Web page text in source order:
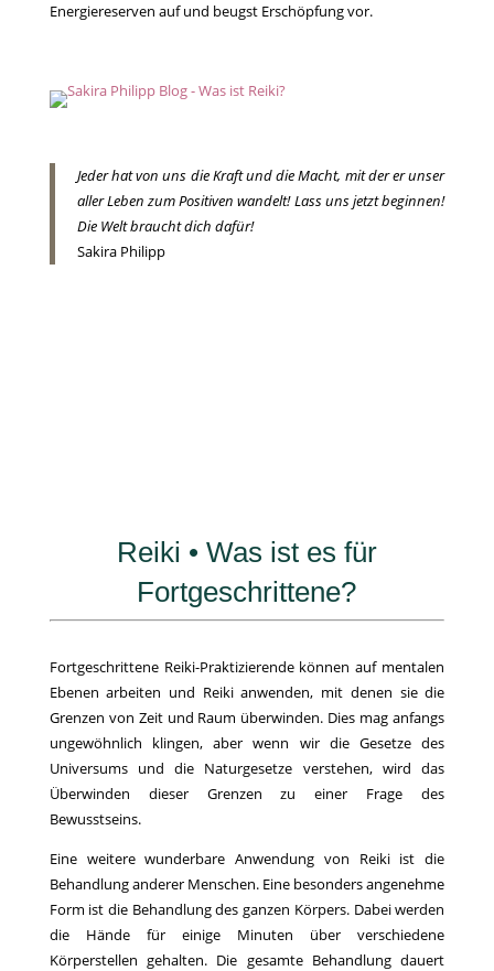
Energiereserven auf und beugst Erschöpfung vor.
Jeder hat von uns die Kraft und die Macht, mit der er unser
aller Leben zum Positiven wandelt!Lass uns jetzt beginnen!
Die Welt braucht dich dafür!
Sakira Philipp
Reiki • Was ist es für
Fortgeschrittene?
Fortgeschrittene Reiki-Praktizierende können auf mentalen
Ebenen arbeiten und Reiki anwenden, mit denen sie die
Grenzen von Zeit und Raum überwinden. Dies mag anfangs
ungewöhnlich klingen, aber wenn wir die Gesetze des
Universums und die Naturgesetze verstehen, wird das
Überwinden dieser Grenzen zu einer Frage des
Bewusstseins.
Eine weitere wunderbare Anwendung von Reiki ist die
Behandlung anderer Menschen. Eine besonders angenehme
Form ist die Behandlung des ganzen Körpers. Dabei werden
die Hände für einige Minuten über verschiedene
Körperstellen gehalten. Die gesamte Behandlung dauert